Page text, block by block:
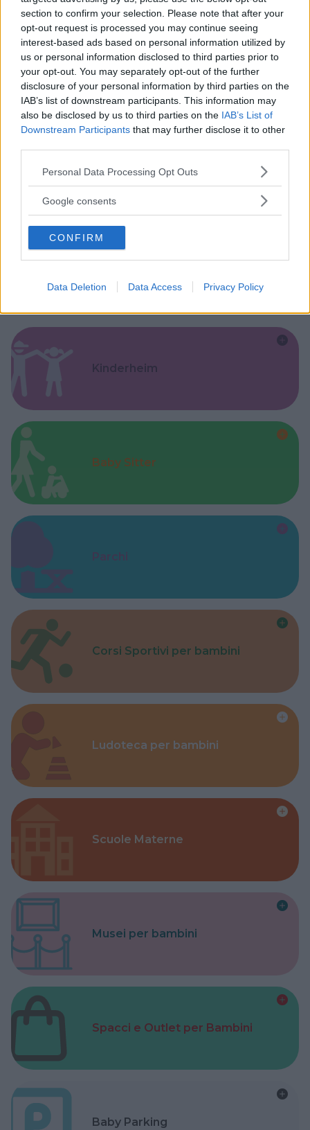
section to confirm your selection. Please note that after your
opt-out request is processed you may continue seeing
interest-based ads based on personal information utilized by
us or personal information disclosed to third parties prior to
your opt-out. You may separately opt-out of the further
disclosure of your personal information by third parties on the
IAB’s list of downstream participants. This information may
also be disclosed by us to third parties on the IAB’s List of
Downstream Participants that may further disclose it to other
Please note that this website/app uses one or more Google
not limited to your visit or usage behaviour. You may click to
use your data for below specified purposes in below Google
consent section.
Personal Data Processing Opt Outs
Google consents
CONFIRM
Data Deletion Data Access Privacy Policy
Laboratori creativi per bambini
Kinderheim
Baby Sitter
Parchi
Corsi Sportivi per bambini
Ludoteca per bambini
Scuole Materne
Musei per bambini
Spacci e Outlet per Bambini
Baby Parking